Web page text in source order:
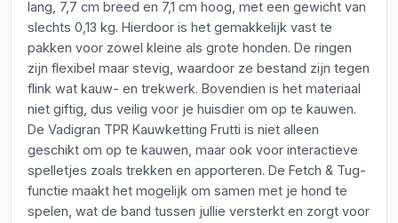
lang, 7,7 cm breed en 7,1 cm hoog, met een gewicht van
slechts 0,13 kg. Hierdoor is het gemakkelijk vast te
pakken voor zowel kleine als grote honden. De ringen
zijn flexibel maar stevig, waardoor ze bestand zijn tegen
flink wat kauw- en trekwerk. Bovendien is het materiaal
niet giftig, dus veilig voor je huisdier om op te kauwen.
De Vadigran TPR Kauwketting Frutti is niet alleen
geschikt om op te kauwen, maar ook voor interactieve
spelletjes zoals trekken en apporteren. De Fetch & Tug-
functie maakt het mogelijk om samen met je hond te
spelen, wat de band tussen jullie versterkt en zorgt voor